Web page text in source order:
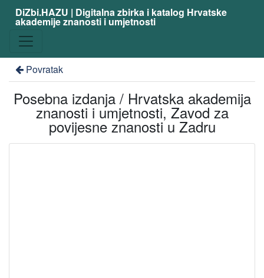
DiZbi.HAZU | Digitalna zbirka i katalog Hrvatske
akademije znanosti i umjetnosti
Povratak
Posebna izdanja / Hrvatska akademija
znanosti i umjetnosti, Zavod za
povijesne znanosti u Zadru